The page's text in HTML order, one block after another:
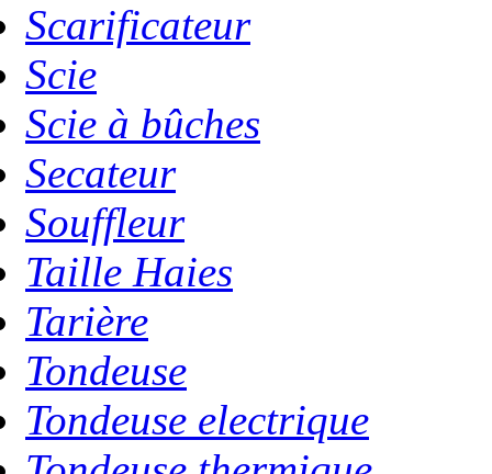
Scarificateur
Scie
Scie à bûches
Secateur
Souffleur
Taille Haies
Tarière
Tondeuse
Tondeuse electrique